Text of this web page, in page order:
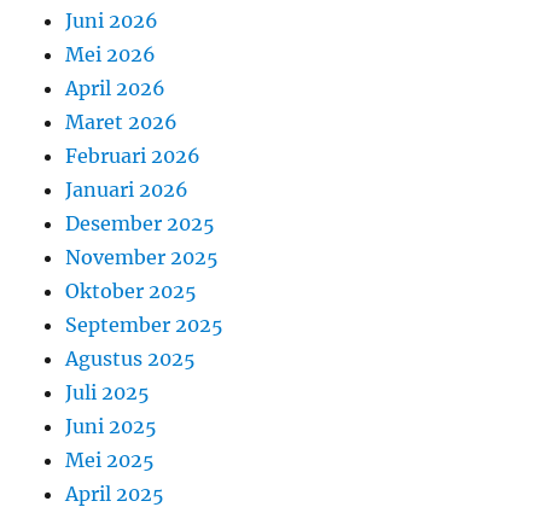
Juni 2026
Mei 2026
April 2026
Maret 2026
Februari 2026
Januari 2026
Desember 2025
November 2025
Oktober 2025
September 2025
Agustus 2025
Juli 2025
Juni 2025
Mei 2025
April 2025